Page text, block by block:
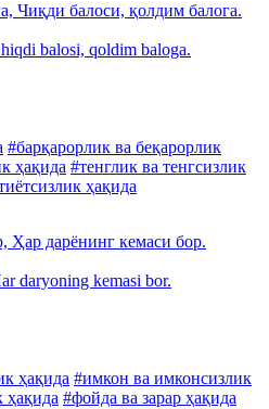
Чиқди балоси, қолдим балога.
balosi, qoldim baloga.
#барқарорлик ва беқарорлик
ҳақида #тенглик ва тенгсизлик
ҳақида
Ҳар дарёнинг кемаси бор.
daryoning kemasi bor.
ҳақида #имкон ва имконсизлик
ҳақида #фойда ва зарар ҳақида